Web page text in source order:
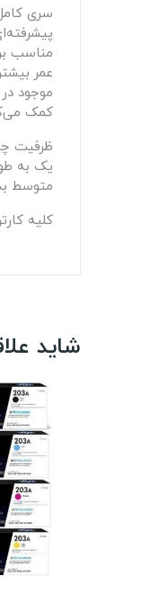
مناسب
عمر
موجود
کمک
متوسط
کلیه
شاید